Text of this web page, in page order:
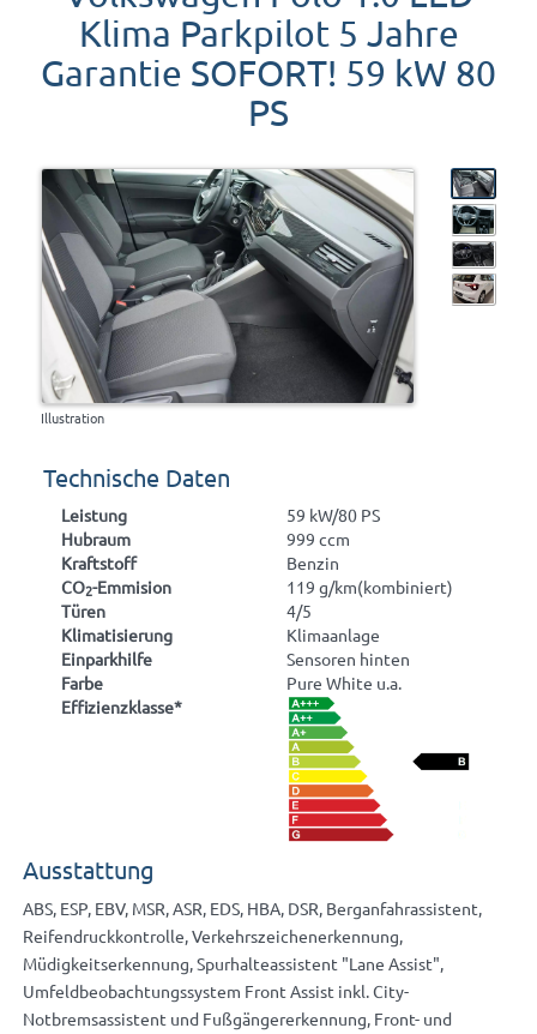
Klima Parkpilot 5 Jahre
Garantie SOFORT! 59 kW 80
PS
Illustration
Technische Daten
Leistung
59 kW/80 PS
Hubraum
999 ccm
Kraftstoff
Benzin
CO2-Emmision
119 g/km(kombiniert)
Türen
4/5
Klimatisierung
Klimaanlage
Einparkhilfe
Sensoren hinten
Farbe
Pure White u.a.
Effizienzklasse*
Ausstattung
ABS, ESP, EBV, MSR, ASR, EDS, HBA, DSR, Berganfahrassistent,
Reifendruckkontrolle, Verkehrszeichenerkennung,
Müdigkeitserkennung, Spurhalteassistent "Lane Assist",
Umfeldbeobachtungssystem Front Assist inkl. City-
Notbremsassistent und Fußgängererkennung, Front- und